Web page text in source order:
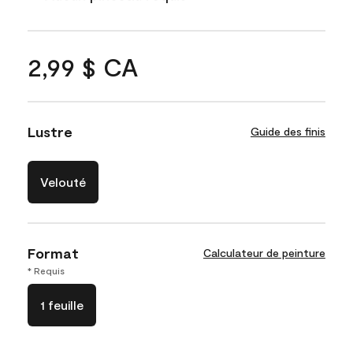
2,99 $ CA
Lustre Guide des finis
Velouté
Format Calculateur de peinture
* Requis
1 feuille